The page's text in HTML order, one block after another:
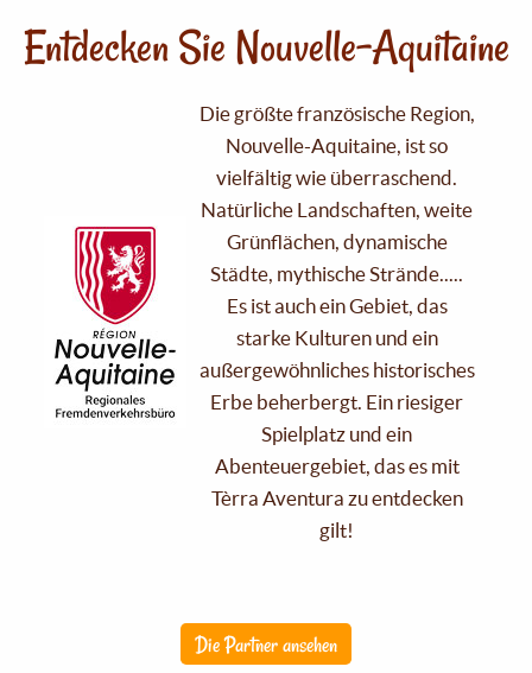
Entdecken Sie Nouvelle-Aquitaine
Die größte französische Region,
Nouvelle-Aquitaine, ist so
vielfältig wie überraschend.
Natürliche Landschaften, weite
Grünflächen, dynamische
Städte, mythische Strände.....
Es ist auch ein Gebiet, das
starke Kulturen und ein
außergewöhnliches historisches
Erbe beherbergt. Ein riesiger
Spielplatz und ein
Abenteuergebiet, das es mit
Tèrra Aventura zu entdecken
gilt!
Die Partner ansehen